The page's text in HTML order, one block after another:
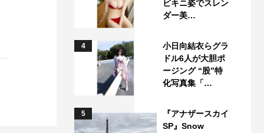
ビキニ姿でスレン
ダー美…
4
小日向結衣らグラ
ドル6人が大胆ポ
ージング “股”特
化写真集「…
5
『アナザースカイ
SP』Snow